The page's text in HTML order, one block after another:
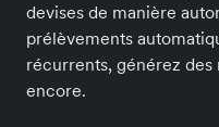
devises de manière
prélèvements
récurrents, générez
encore.